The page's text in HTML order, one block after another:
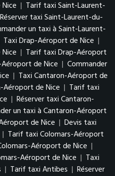
| Tarif taxi Saint-Laurent-
Réserver taxi Saint-Laurent-du-
un taxi à Saint-Laurent-
Taxi Drap-Aéroport de Nice |
| Tarif taxi Drap-Aéroport
de Nice | Commander
| Taxi Cantaron-Aéroport de
Aéroport de Nice | Tarif taxi
| Réserver taxi Cantaron-
un taxi à Cantaron-Aéroport
de Nice | Devis taxi
| Tarif taxi Colomars-Aéroport
Aéroport de Nice |
Aéroport de Nice | Taxi
| Tarif taxi Antibes | Réserver